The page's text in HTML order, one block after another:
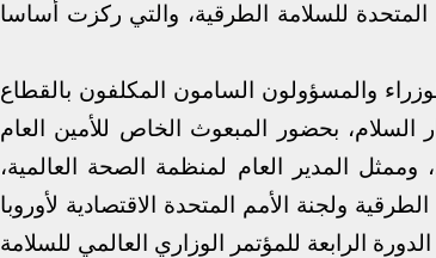
للسلامة الطرقية، والتي ركزت أساسا
والمسؤولون السامون المكلفون بالقطاع
بحضور المبعوث الخاص للأمين العام
وممثل المدير العام لمنظمة الصحة العالمية،
ولجنة الأمم المتحدة الاقتصادية لأوروبا
الرابعة للمؤتمر الوزاري العالمي للسلامة